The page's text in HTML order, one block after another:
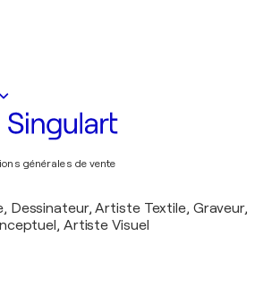
générales de vente
Dessinateur, Artiste Textile, Graveur,
Artiste Visuel